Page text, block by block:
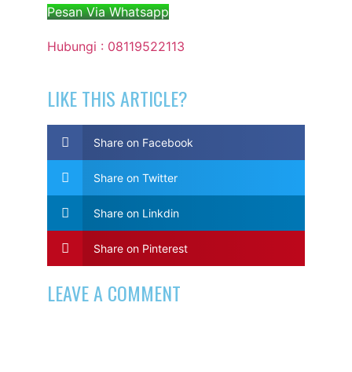
Pesan Via Whatsapp
Hubungi : 08119522113
LIKE THIS ARTICLE?
Share on Facebook
Share on Twitter
Share on Linkdin
Share on Pinterest
LEAVE A COMMENT